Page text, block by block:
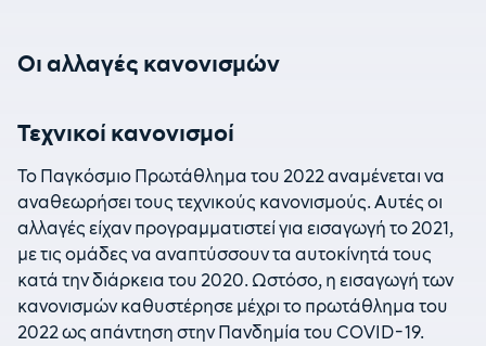
Οι αλλαγές κανονισμών
Τεχνικοί κανονισμοί
Το Παγκόσμιο Πρωτάθλημα του 2022 αναμένεται να
αναθεωρήσει τους τεχνικούς κανονισμούς. Αυτές οι
αλλαγές είχαν προγραμματιστεί για εισαγωγή το 2021,
με τις ομάδες να αναπτύσσουν τα αυτοκίνητά τους
κατά την διάρκεια του 2020. Ωστόσο, η εισαγωγή των
κανονισμών καθυστέρησε μέχρι το πρωτάθλημα του
2022 ως απάντηση στην Πανδημία του COVID-19.